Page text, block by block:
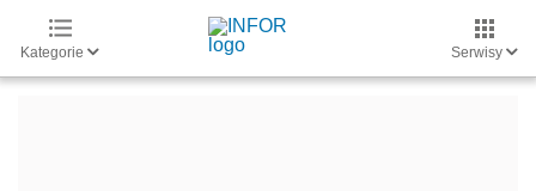
Kategorie Serwisy